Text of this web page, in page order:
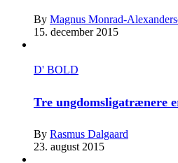
By Magnus Monrad-
15. december 2015
D' BOLD
Tre ungdomsligatrænere
By Rasmus Dalgaard
23. august 2015